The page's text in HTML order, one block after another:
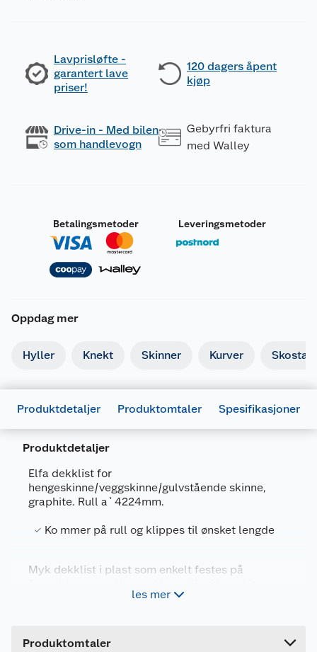
Lavprisløfte -
garantert lave
priser!
120 dagers åpent
kjøp
Drive-in - Med bilen
som handlevogn
Gebyrfri faktura
med Walley
Betalingsmetoder Leveringsmetoder
Oppdag mer
Hyller Knekt Skinner Kurver
Produktdetaljer Produktomtaler Spesifikasjoner
Produktdetaljer
Elfa dekklist for
hengeskinne/veggskinne/gulvstående skinne,
graphite. Rull a`4224mm.
Ko mmer på rull og klippes til ønsket lengde
Myk dekklist i plast som enkelt festes på
Gir et helhetlig uttrykk og skjuler hullene på
les mer
Produktomtaler
Generelt
Artikkelnummer
Leverandørens artikkelnummer
427425